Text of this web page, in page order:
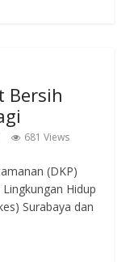
Bersih
681 Views
(DKP)
Hidup
Surabaya dan